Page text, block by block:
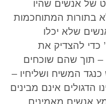
של אנשים שהיו
בתורות המתוחכמות
שלא יכלו
כדי להצדיק את
– תוך שהם שוכחים
המשיח ושליחיו –
הדגולים אינם מבינים
אנשים מאמינים